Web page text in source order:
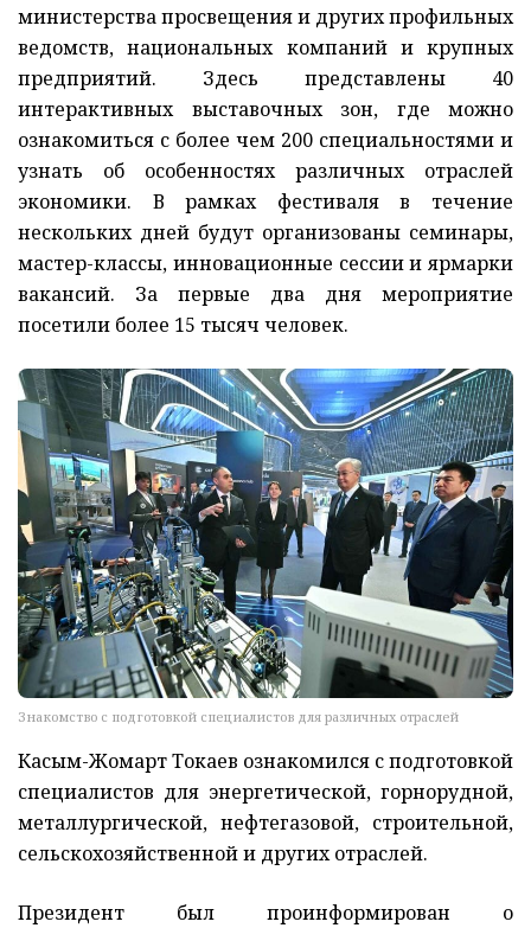
министерства просвещения и других профильных
ведомств, национальных компаний и крупных
предприятий. Здесь представлены 40
интерактивных выставочных зон, где можно
ознакомиться с более чем 200 специальностями и
узнать об особенностях различных отраслей
экономики. В рамках фестиваля в течение
нескольких дней будут организованы семинары,
мастер-классы, инновационные сессии и ярмарки
вакансий. За первые два дня мероприятие
посетили более 15 тысяч человек.
Знакомство с подготовкой специалистов для различных отраслей
Касым-Жомарт Токаев ознакомился с подготовкой
специалистов для энергетической, горнорудной,
металлургической, нефтегазовой, строительной,
сельскохозяйственной и других отраслей.
Президент был проинформирован о